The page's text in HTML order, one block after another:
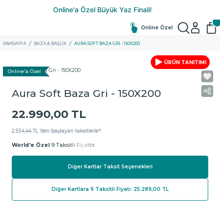
Online Özel
ANASAYFA BAZA & BAŞLIK AURA SOFT BAZA GRI - 150X200
ÜRÜN TANITIMI
Online'a Özel
Aura Soft Baza Gri - 150X200
22.990,00 TL
2.554,44 TL ‘den başlayan taksitlerle!!
World'e Özel 9 Taksitli Fiyattır.
Diğer Kartlar Taksit Seçenekleri
Diğer Kartlara 9 Taksitli Fiyatı: 25.289,00 TL